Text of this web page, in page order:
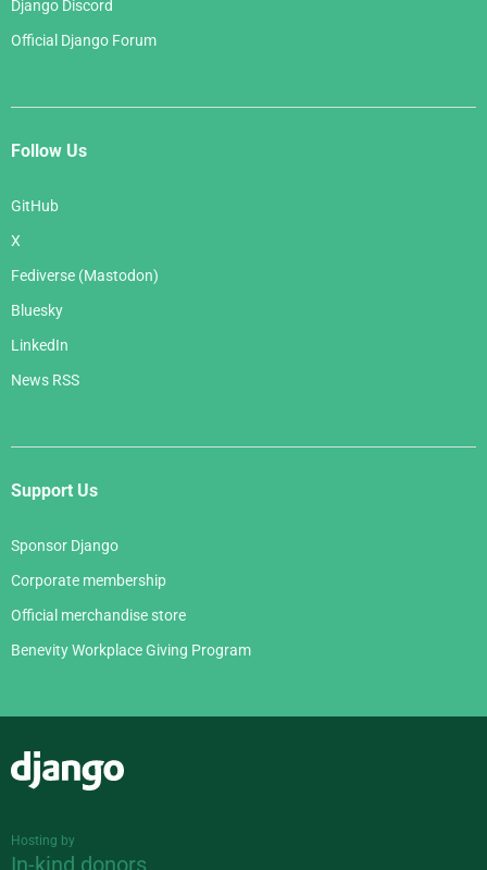
Django Discord
Official Django Forum
Follow Us
GitHub
X
Fediverse (Mastodon)
Bluesky
LinkedIn
News RSS
Support Us
Sponsor Django
Corporate membership
Official merchandise store
Benevity Workplace Giving Program
Hosting by
In-kind donors